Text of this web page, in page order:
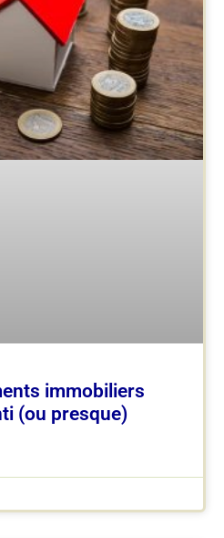
immobiliers
(ou presque)